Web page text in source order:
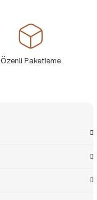
Özenli Paketleme